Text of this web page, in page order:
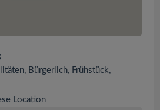
Bürgerlich, Frühstück,
Location